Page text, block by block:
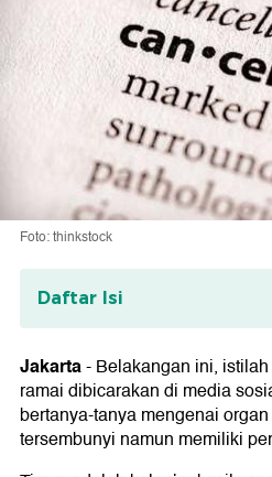
Foto: thinkstock
Daftar Isi
Gejala Kanker Timus
Faktor Risiko Kanker
Jakarta-Belakangan ini,
ramai dibicarakan di media
bertanya-tanya mengenai
tersembunyi namun memiliki